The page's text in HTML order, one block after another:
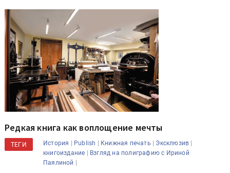
Редкая книга как воплощение мечты
ТЕГИ История | Publish | Книжная печать | Эксклюзив |
книгоиздание | Взгляд на полиграфию с Ириной
Паялиной |